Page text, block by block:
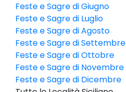
Feste e Sagre di Giugno
Feste e Sagre di Luglio
Feste e Sagre di Agosto
Feste e Sagre di Settembre
Feste e Sagre di Ottobre
Feste e Sagre di Novembre
Feste e Sagre di Dicembre